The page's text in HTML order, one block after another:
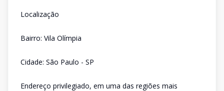
Localização
Bairro: Vila Olímpia
Cidade: São Paulo - SP
Endereço privilegiado, em uma das regiões mais